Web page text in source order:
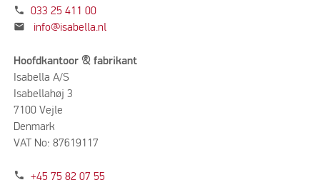
phone 033 25 411 00
mail info@isabella.nl
Hoofdkantoor & fabrikant
Isabella A/S
Isabellahøj 3
7100 Vejle
Denmark
VAT No: 87619117
phone +45 75 82 07 55